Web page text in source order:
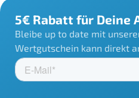
5€ Rabatt für Deine
Bleibe up to date mit
Wertgutschein kann direkt